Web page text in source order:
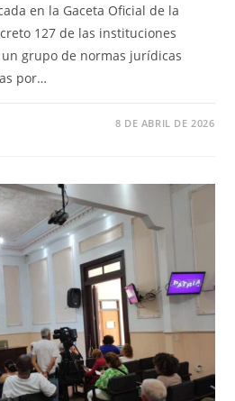
en la Gaceta Oficial de la
127 de las instituciones
grupo de normas jurídicas
por…
8 DE ABRIL DE 2026